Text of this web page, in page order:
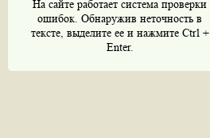
На сайте работает система проверки
ошибок. Обнаружив неточность в
тексте, выделите ее и нажмите Ctrl +
Enter.